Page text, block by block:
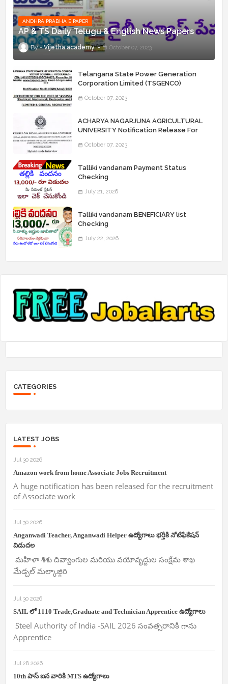
ANDHRA PRABHA E PAPER
AP & TS Daily Telugu & English News Papers
Vijetha academy October 07, 2023
Telangana State Power Generation
Corporation Limited (TSGENCO)
“Assistant Engineers" Posts
October 07, 2023
ACHARYA NAGARJUNA AGRICULTURAL
UNIVERSITY Notification Release For
October 07, 2023
Talliki vandanam Payment Status
Checking
July 21, 2026
Talliki vandanam BENEFICIARY list
Checking
July 22, 2026
CATEGORIES
LATEST JOBS
Jul 30 2026
Amazon work from home Associate Jobs Recruitment
A huge notification has been released for the recruitment
of Associate work
Jul 30 2026
Anganwadi Teacher, Anganwadi Helper ఉద్యోగాలు భర్తీకి నోటిఫికేషన్
విడుదల
మహిళా శిశు దివ్యాంగుల మరియు వయోవృద్దుల సంక్షేమ శాఖ
మేడ్చల్ మల్కాజ్గిరి
Jul 30 2026
SAIL లో 1110 Trade,Graduate and Technician Apprentice ఉద్యోగాలు
Steel Authority of India -SAIL 2026 సంవత్సరానికి గాను
Apprentice
Jul 28 2026
10th పాస్ ఐన వారికి MTS ఉద్యోగాలు